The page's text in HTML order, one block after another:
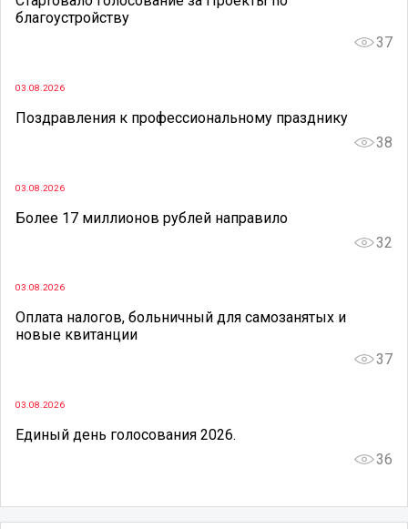
благоустройству
37
03.08.2026
Поздравления к профессиональному празднику
38
03.08.2026
Более 17 миллионов рублей направило
32
03.08.2026
Оплата налогов, больничный для самозанятых и
новые квитанции
37
03.08.2026
Единый день голосования 2026.
36